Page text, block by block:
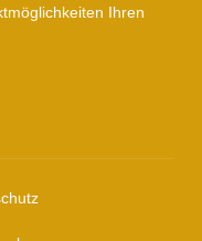
Ihren